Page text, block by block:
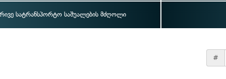
სატრანსპორტო საშუალების მძღოლი
#